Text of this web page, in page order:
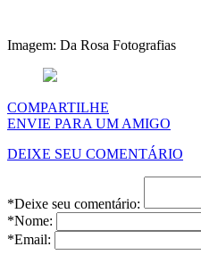
Imagem: Da Rosa Fotografias
COMPARTILHE
ENVIE PARA UM AMIGO
DEIXE SEU COMENTÁRIO
*Deixe seu comentário:
*Nome:
*Email: